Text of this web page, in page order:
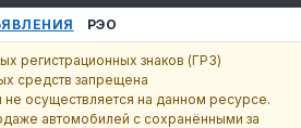
РЭО
регистрационных знаков (ГРЗ)
средств запрещена
осуществляется на данном ресурсе.
автомобилей с сохранёнными за